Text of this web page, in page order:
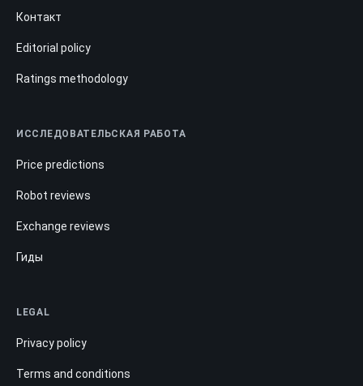
Контакт
Editorial policy
Ratings methodology
ИССЛЕДОВАТЕЛЬСКАЯ РАБОТА
Price predictions
Robot reviews
Exchange reviews
Гиды
LEGAL
Privacy policy
Terms and conditions